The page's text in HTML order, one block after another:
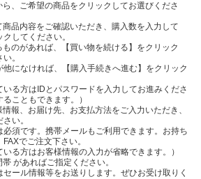
、ご希望の商品をクリックしてお選びくださ
品内容をご確認いただき、購入数を入力して
してください。
のがあれば、【買い物を続ける】をクリック
。
ければ、【購入手続きへ進む】をクリック
はIDとパスワードを入力してお進みくださ
こともできます。）
報、お届け先、お支払方法をご入力いただき、
い。
す。携帯メールもご利用できます。お持ち
でご注文下さい。
はお客様情報の入力が省略できます。）
があればご指定ください。
情報等をお送りします。ぜひお受け取りく